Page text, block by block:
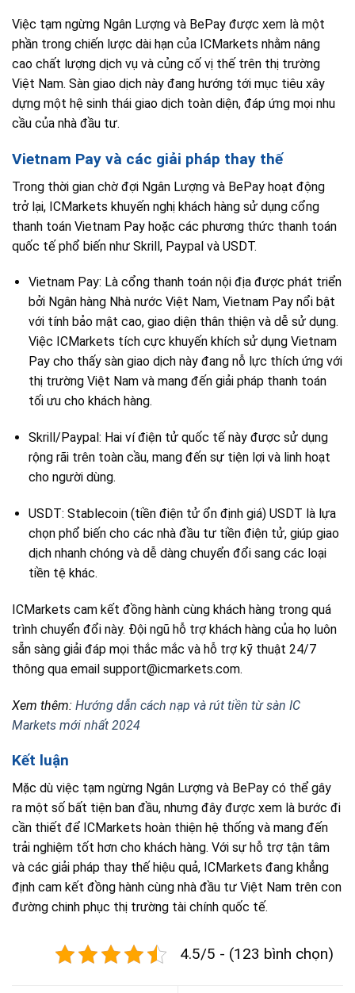
Việc tạm ngừng Ngân Lượng và BePay được xem là một
phần trong chiến lược dài hạn của ICMarkets nhằm nâng
cao chất lượng dịch vụ và củng cố vị thế trên thị trường
Việt Nam. Sàn giao dịch này đang hướng tới mục tiêu xây
dựng một hệ sinh thái giao dịch toàn diện, đáp ứng mọi nhu
cầu của nhà đầu tư.
Vietnam Pay và các giải pháp thay thế
Trong thời gian chờ đợi Ngân Lượng và BePay hoạt động
trở lại, ICMarkets khuyến nghị khách hàng sử dụng cổng
thanh toán Vietnam Pay hoặc các phương thức thanh toán
quốc tế phổ biến như Skrill, Paypal và USDT.
Vietnam Pay: Là cổng thanh toán nội địa được phát triển
bởi Ngân hàng Nhà nước Việt Nam, Vietnam Pay nổi bật
với tính bảo mật cao, giao diện thân thiện và dễ sử dụng.
Việc ICMarkets tích cực khuyến khích sử dụng Vietnam
Pay cho thấy sàn giao dịch này đang nỗ lực thích ứng với
thị trường Việt Nam và mang đến giải pháp thanh toán
tối ưu cho khách hàng.
Skrill/Paypal: Hai ví điện tử quốc tế này được sử dụng
rộng rãi trên toàn cầu, mang đến sự tiện lợi và linh hoạt
cho người dùng.
USDT: Stablecoin (tiền điện tử ổn định giá) USDT là lựa
chọn phổ biến cho các nhà đầu tư tiền điện tử, giúp giao
dịch nhanh chóng và dễ dàng chuyển đổi sang các loại
tiền tệ khác.
ICMarkets cam kết đồng hành cùng khách hàng trong quá
trình chuyển đổi này. Đội ngũ hỗ trợ khách hàng của họ luôn
sẵn sàng giải đáp mọi thắc mắc và hỗ trợ kỹ thuật 24/7
thông qua email support@icmarkets.com.
Xem thêm: Hướng dẫn cách nạp và rút tiền từ sàn IC
Markets mới nhất 2024
Kết luận
Mặc dù việc tạm ngừng Ngân Lượng và BePay có thể gây
ra một số bất tiện ban đầu, nhưng đây được xem là bước đi
cần thiết để ICMarkets hoàn thiện hệ thống và mang đến
trải nghiệm tốt hơn cho khách hàng. Với sự hỗ trợ tận tâm
và các giải pháp thay thế hiệu quả, ICMarkets đang khẳng
định cam kết đồng hành cùng nhà đầu tư Việt Nam trên con
đường chinh phục thị trường tài chính quốc tế.
4.5/5 - (123 bình chọn)